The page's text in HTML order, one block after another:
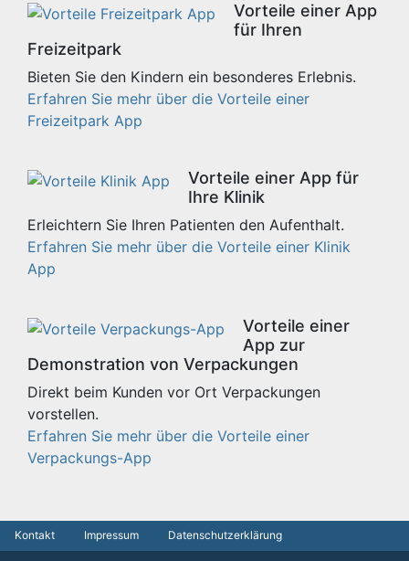
Vorteile einer App
für Ihren
Freizeitpark
Bieten Sie den Kindern ein besonderes Erlebnis.
Erfahren Sie mehr über die Vorteile einer
Freizeitpark App
Vorteile einer App für
Ihre Klinik
Erleichtern Sie Ihren Patienten den Aufenthalt.
Erfahren Sie mehr über die Vorteile einer Klinik
App
Vorteile einer
App zur
Demonstration von Verpackungen
Direkt beim Kunden vor Ort Verpackungen
vorstellen.
Erfahren Sie mehr über die Vorteile einer
Verpackungs-App
Kontakt Impressum Datenschutzerklärung